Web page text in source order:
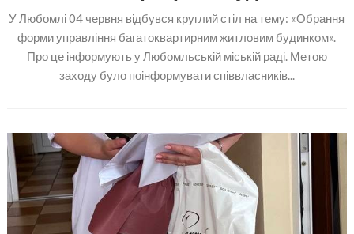
У Любомлі 04 червня відбувся круглий стіл на тему: «Обрання
форми управління багатоквартирним житловим будинком».
Про це інформують у Любомльській міській раді. Метою
заходу було поінформувати співвласників...